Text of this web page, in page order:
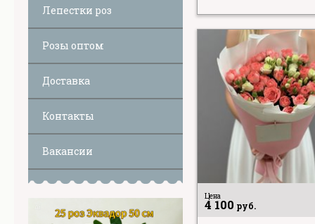
Лепестки роз
Розы оптом
Доставка
Контакты
Вакансии
Цена
4 100 руб.